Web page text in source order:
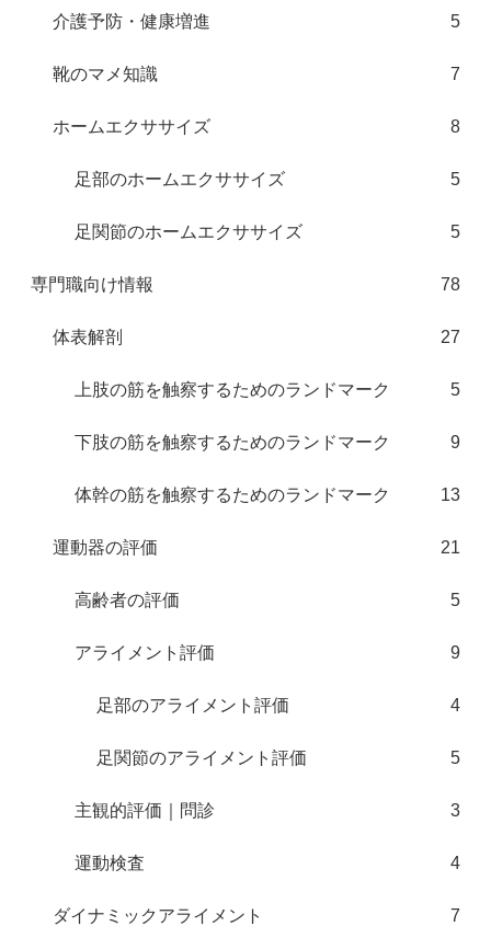
介護予防・健康増進 5
靴のマメ知識 7
ホームエクササイズ 8
足部のホームエクササイズ 5
足関節のホームエクササイズ 5
専門職向け情報 78
体表解剖 27
上肢の筋を触察するためのランドマーク 5
下肢の筋を触察するためのランドマーク 9
体幹の筋を触察するためのランドマーク 13
運動器の評価 21
高齢者の評価 5
アライメント評価 9
足部のアライメント評価 4
足関節のアライメント評価 5
主観的評価｜問診 3
運動検査 4
ダイナミックアライメント 7